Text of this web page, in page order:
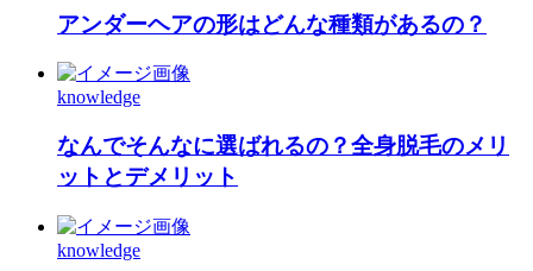
アンダーヘアの形はどんな種類があるの？
knowledge
なんでそんなに選ばれるの？全身脱毛のメリ
ットとデメリット
knowledge